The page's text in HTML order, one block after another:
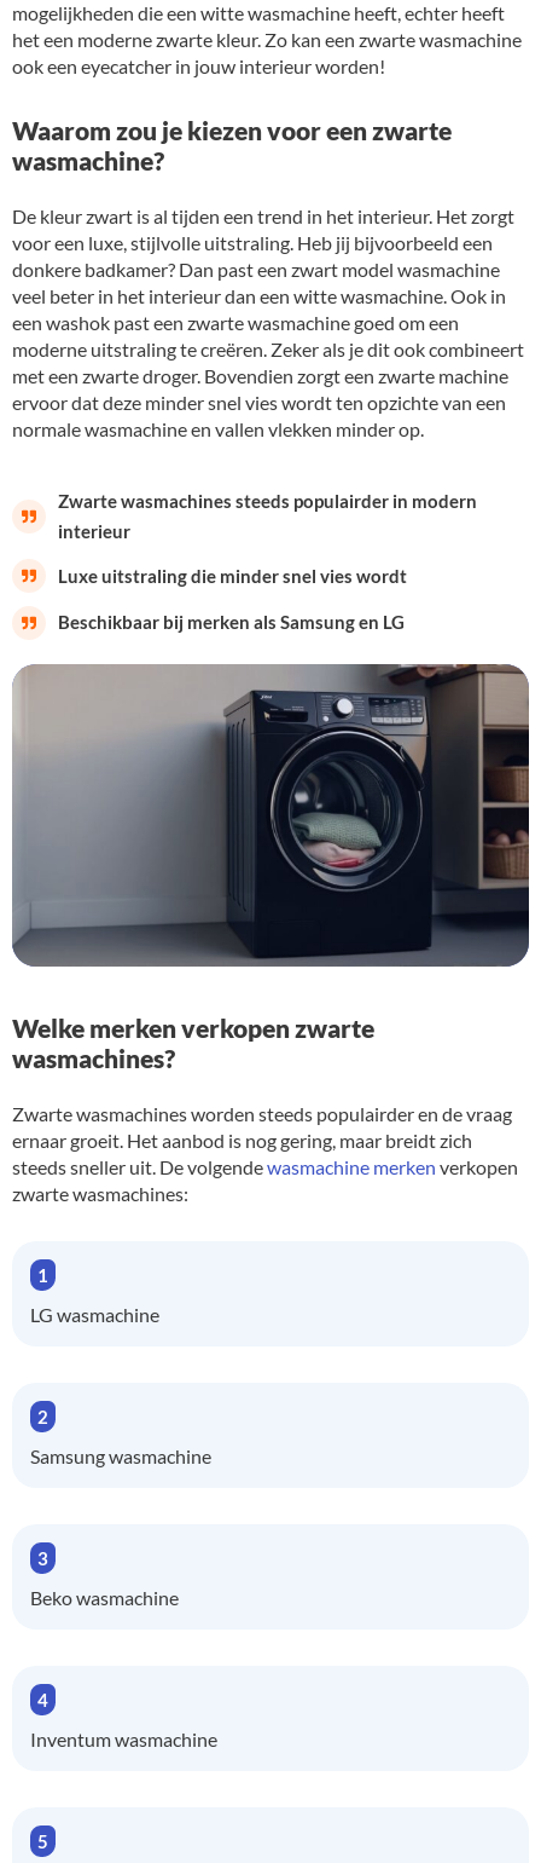
mogelijkheden die een witte wasmachine heeft, echter heeft
het een moderne zwarte kleur. Zo kan een zwarte wasmachine
ook een eyecatcher in jouw interieur worden!
Waarom zou je kiezen voor een zwarte
wasmachine?
De kleur zwart is al tijden een trend in het interieur. Het zorgt
voor een luxe, stijlvolle uitstraling. Heb jij bijvoorbeeld een
donkere badkamer? Dan past een zwart model wasmachine
veel beter in het interieur dan een witte wasmachine. Ook in
een washok past een zwarte wasmachine goed om een
moderne uitstraling te creëren. Zeker als je dit ook combineert
met een zwarte droger. Bovendien zorgt een zwarte machine
ervoor dat deze minder snel vies wordt ten opzichte van een
normale wasmachine en vallen vlekken minder op.
Zwarte wasmachines steeds populairder in modern
interieur
Luxe uitstraling die minder snel vies wordt
Beschikbaar bij merken als Samsung en LG
Welke merken verkopen zwarte
wasmachines?
Zwarte wasmachines worden steeds populairder en de vraag
ernaar groeit. Het aanbod is nog gering, maar breidt zich
steeds sneller uit. De volgendewasmachine merken verkopen
zwarte wasmachines:
LG wasmachine
Samsung wasmachine
Beko wasmachine
Inventum wasmachine